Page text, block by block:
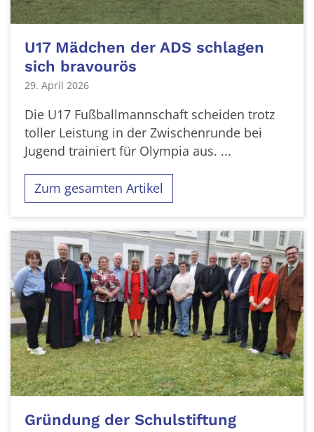
U17 Mädchen der ADS schlagen
sich bravourös
29. April 2026
Die U17 Fußballmannschaft scheiden trotz
toller Leistung in der Zwischenrunde bei
Jugend trainiert für Olympia aus. ...
Zum gesamten Artikel
Gründung der Schulstiftung